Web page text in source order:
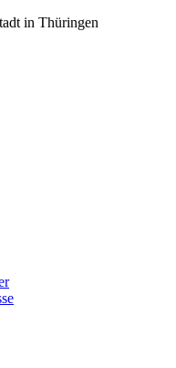
in Thüringen